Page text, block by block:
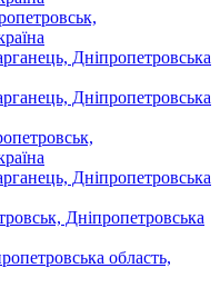
Дніпропетровська
Дніпропетровська
Дніпропетровська
Дніпропетровська
область,